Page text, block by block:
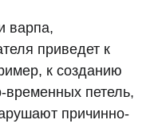
варпа,
приведет к
к созданию
временных петель,
причинно-